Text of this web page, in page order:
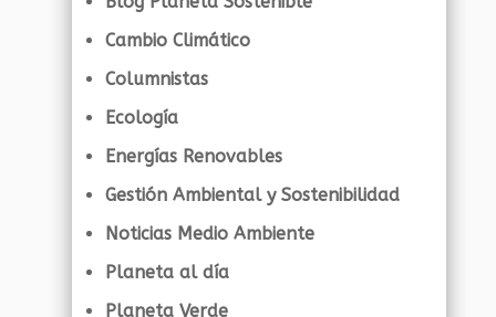
Cambio Climático
Columnistas
Ecología
Energías Renovables
Gestión Ambiental y Sostenibilidad
Noticias Medio Ambiente
Planeta al día
Planeta Verde